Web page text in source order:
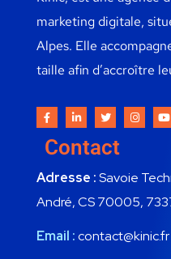
marketing digitale,
Alpes. Elle
taille afin d’accroître
Contact
Adresse :Savoie
André, CS 70005,
Email :contact@kinic.fr